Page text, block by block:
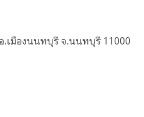
.เมืองนนทบุรี จ.นนทบุรี 11000